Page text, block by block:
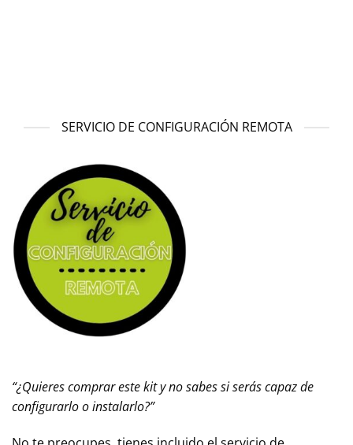
SERVICIO DE CONFIGURACIÓN REMOTA
“¿Quieres comprar este kit y no sabes si serás capaz de
configurarlo o instalarlo?”